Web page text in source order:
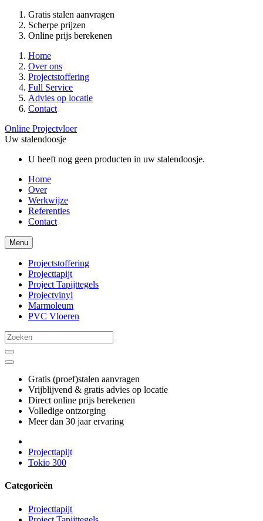
Gratis stalen aanvragen
Scherpe prijzen
Online prijs berekenen
Home
Over ons
Projectstoffering
Full Service
Advies op locatie
Contact
Online Projectvloer
Uw stalendoosje
U heeft nog geen producten in uw stalendoosje.
Home
Over
Werkwijze
Referenties
Contact
Menu
Projectstoffering
Projecttapijt
Project Tapijttegels
Projectvinyl
Marmoleum
PVC Vloeren
Gratis (proef)stalen aanvragen
Vrijblijvend & gratis advies op locatie
Direct online prijs berekenen
Volledige ontzorging
Meer dan 30 jaar ervaring
Projecttapijt
Tokio 300
Categorieën
Projecttapijt